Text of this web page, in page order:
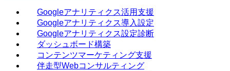
Googleアナリティクス活用支援
Googleアナリティクス導入設定
Googleアナリティクス設定診断
ダッシュボード構築
コンテンツマーケティング支援
伴走型Webコンサルティング